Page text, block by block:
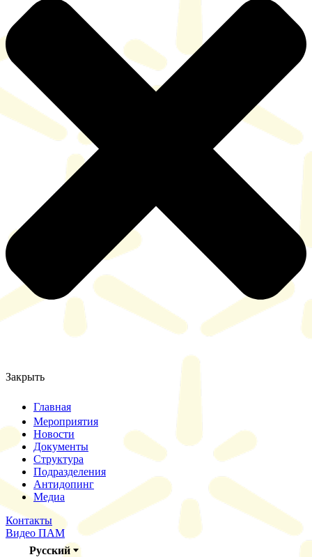
Закрыть
Главная
Мероприятия
Новости
Документы
Структура
Подразделения
Антидопинг
Медиа
Контакты
Видео ПАМ
Русский